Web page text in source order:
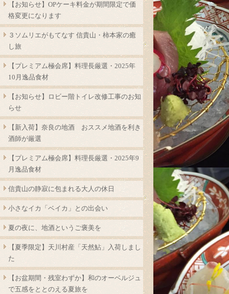
【お知らせ】OPケーキ料金が期間限定で価
格変更になります
３ソムリエがもてなす 信貴山・柿本家の癒
し旅
【プレミアム極会席】料理長厳選・2025年
10月逸品食材
【お知らせ】ロビー階トイレ改修工事のお知
らせ
【新入荷】奈良の地酒 おススメ地酒を利き
酒師が厳選
【プレミアム極会席】料理長厳選・2025年9
月逸品食材
信貴山の静寂に包まれる大人の休日
小さなイカ「ベイカ」との出会い
夏の夜に、地酒というご褒美を
【夏季限定】天川村産「天然鮎」入荷しまし
た
【お盆期間・残室わずか】和のオーベルジュ
で五感をととのえる夏旅を